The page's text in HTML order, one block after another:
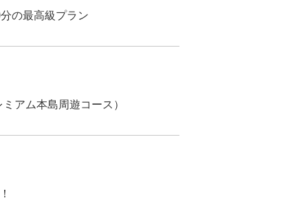
の最高級プラン
アム本島周遊コース）